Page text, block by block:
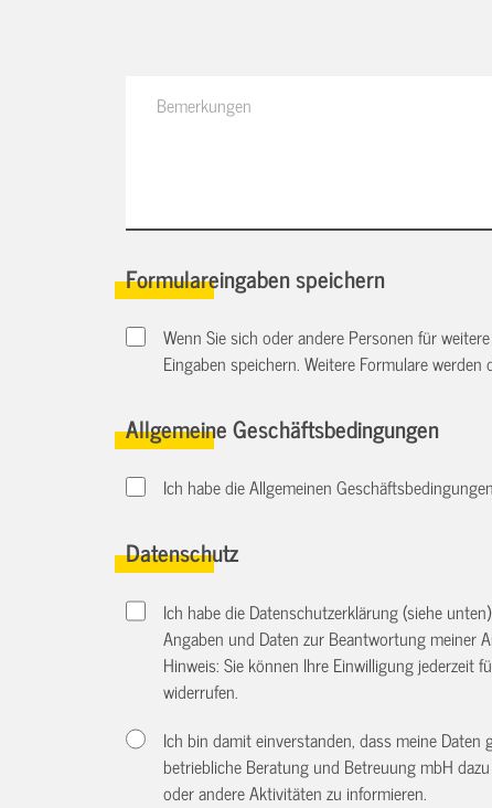
Formulareingaben speichern
Wenn Sie sich oder andere Personen für
Eingaben speichern. Weitere Formulare
Allgemeine Geschäftsbedingungen
Ich habe die Allgemeinen
Datenschutz
Ich habe die Datenschutzerklärung (siehe
Angaben und Daten zur Beantwortung meiner
Hinweis: Sie können Ihre Einwilligung jederzeit
widerrufen.
Ich bin damit einverstanden, dass meine
betriebliche Beratung und Betreuung mbH
oder andere Aktivitäten zu informieren.